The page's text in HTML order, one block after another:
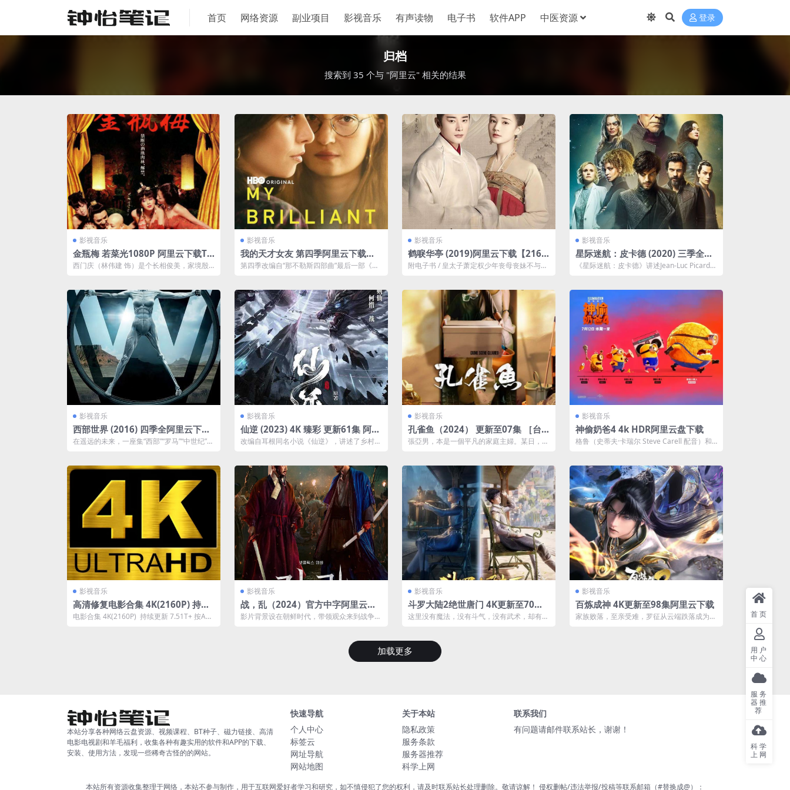
首页 网络资源 副业项目 影视音乐 有声读物 电子书 软件APP 中医资源 登录
归档
搜索到 35 个与 "阿里云" 相关的结果
影视音乐
金瓶梅 若菜光1080P 阿里云下载Th
e Forbidden Legend & Chopstic
西门庆（林伟建 饰）是个长相俊美，家境殷
影视音乐
我的天才女友 第四季阿里云下载（2
024）更新至08集［附1-3季］
第四季改编自“那不勒斯四部曲”最后一部《失
影视音乐
鹤唳华亭 (2019)阿里云下载【2160
p.SDR】【60fps】【原轨】补链
附电子书 / 皇太子萧定权少年丧母丧妹不与父
影视音乐
星际迷航：皮卡德 (2020) 三季全阿
里云下载【1080p.SDR】【原轨.高
《星际迷航：皮卡德》讲述Jean-Luc Picard
影视音乐
西部世界 (2016) 四季全阿里云下载
【2160p.HDR】【兼容杜比视界】
在遥远的未来，一座集“西部”“罗马”“中世纪”三
影视音乐
仙逆 (2023) 4K 臻彩 更新61集 阿里
云下载
改编自耳根同名小说《仙逆》，讲述了乡村平
影视音乐
孔雀鱼（2024） 更新至07集 ［台
剧］阿里云下载
張亞男，本是一個平凡的家庭主婦。某日，身
影视音乐
神偷奶爸4 4k HDR阿里云盘下载
格鲁（史蒂夫·卡瑞尔 Steve Carell 配音）和
影视音乐
高清修复电影合集 4K(2160P) 持续
更新 8T阿里云免费下载
电影合集 4K(2160P) 持续更新 7.51T+ 按AB
影视音乐
战，乱（2024）官方中字阿里云下
载
影片背景设在朝鲜时代，带领观众来到战争烽
影视音乐
斗罗大陆2绝世唐门 4K更新至70集
阿里云下载
这里没有魔法，没有斗气，没有武术，却有武
影视音乐
百炼成神 4K更新至98集阿里云下载
家族败落，至亲受难，罗征从云端跌落成为一
加载更多
本站分享各种网络云盘资源、视频课程、BT种子、磁力链接、高清
电影电视剧和羊毛福利，收集各种有趣实用的软件和APP的下载、
安装、使用方法，发现一些稀奇古怪的的网站。
快速导航
个人中心
标签云
网址导航
网站地图
关于本站
隐私政策
服务条款
服务器推荐
科学上网
联系我们
有问题请邮件联系站长，谢谢！
本站所有资源收集整理于网络，本站不参与制作，用于互联网爱好者学习和研究，如不慎侵犯了您的权利，请及时联系站长处理删除。敬请谅解！ 侵权删帖/违法举报/投稿等联系邮箱（#替换成@）：
首页
用户
中心
服务
器推
荐
科学
上网